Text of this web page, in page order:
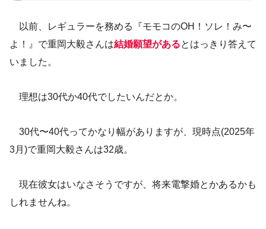
以前、レギュラーを務める『モモコのOH！ソレ！み〜
よ！』で重岡大毅さんは結婚願望があるとはっきり答えて
いました。
理想は30代か40代でしたいんだとか。
30代〜40代ってかなり幅がありますが、現時点(2025年
3月)で重岡大毅さんは32歳。
現在彼女はいなさそうですが、将来電撃婚とかあるかも
しれませんね。